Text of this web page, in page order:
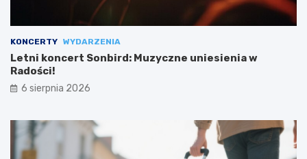
KONCERTY WYDARZENIA
Letni koncert Sonbird: Muzyczne uniesienia w
Radości!
6 sierpnia 2026